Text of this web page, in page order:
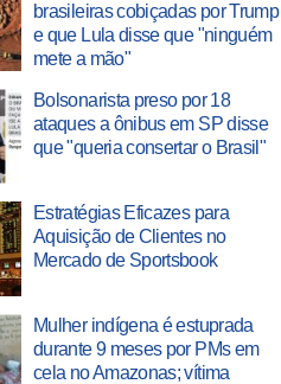
brasileiras cobiçadas por Trump
e que Lula disse que "ninguém
mete a mão"
Bolsonarista preso por 18
ataques a ônibus em SP disse
que "queria consertar o Brasil"
Estratégias Eficazes para
Aquisição de Clientes no
Mercado de Sportsbook
Mulher indígena é estuprada
durante 9 meses por PMs em
cela no Amazonas; vítima